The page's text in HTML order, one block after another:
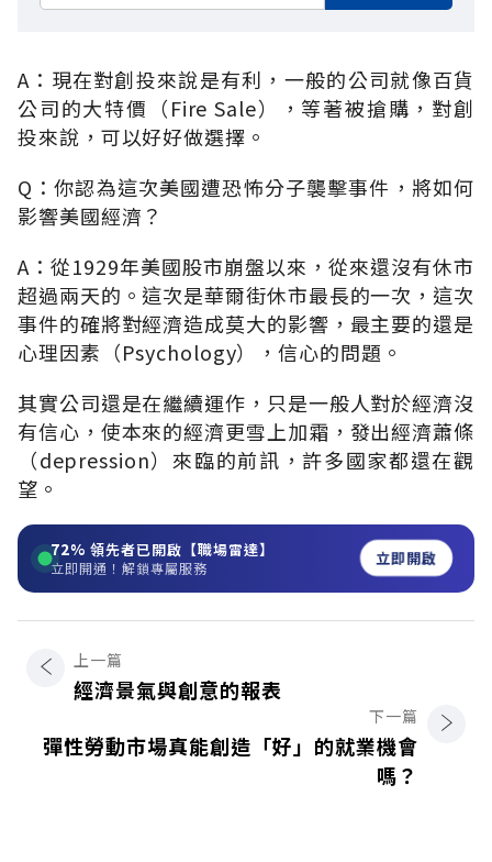
A：現在對創投來說是有利，一般的公司就像百貨
公司的大特價（Fire Sale），等著被搶購，對創
投來說，可以好好做選擇。
Q：你認為這次美國遭恐怖分子襲擊事件，將如何
影響美國經濟？
A：從1929年美國股市崩盤以來，從來還沒有休市
超過兩天的。這次是華爾街休市最長的一次，這次
事件的確將對經濟造成莫大的影響，最主要的還是
心理因素（Psychology），信心的問題。
其實公司還是在繼續運作，只是一般人對於經濟沒
有信心，使本來的經濟更雪上加霜，發出經濟蕭條
（depression）來臨的前訊，許多國家都還在觀
望。
72% 領先者已開啟【職場雷達】
立即開通！解鎖專屬服務 立即開啟
上一篇
經濟景氣與創意的報表
下一篇
彈性勞動市場真能創造「好」的就業機會
嗎？